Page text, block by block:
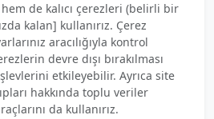
de kalıcı çerezleri (belirli bir
kalan] kullanırız. Çerez
aracılığıyla kontrol
devre dışı bırakılması
etkileyebilir. Ayrıca site
hakkında toplu veriler
da kullanırız.